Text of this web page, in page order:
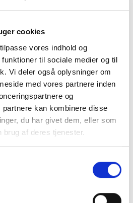
cookies
vores indhold og
til sociale medier og til
Vi deler også oplysninger om
med vores partnere inden
og
kan kombinere disse
du har givet dem, eller som
brug af deres tjenester.
Galaxy S22 Ultra (SM-
| Som ny
kr.
Galaxy S22 Ultra (SM-
| | Som ny
Galaxy S22 Ultra (SM-